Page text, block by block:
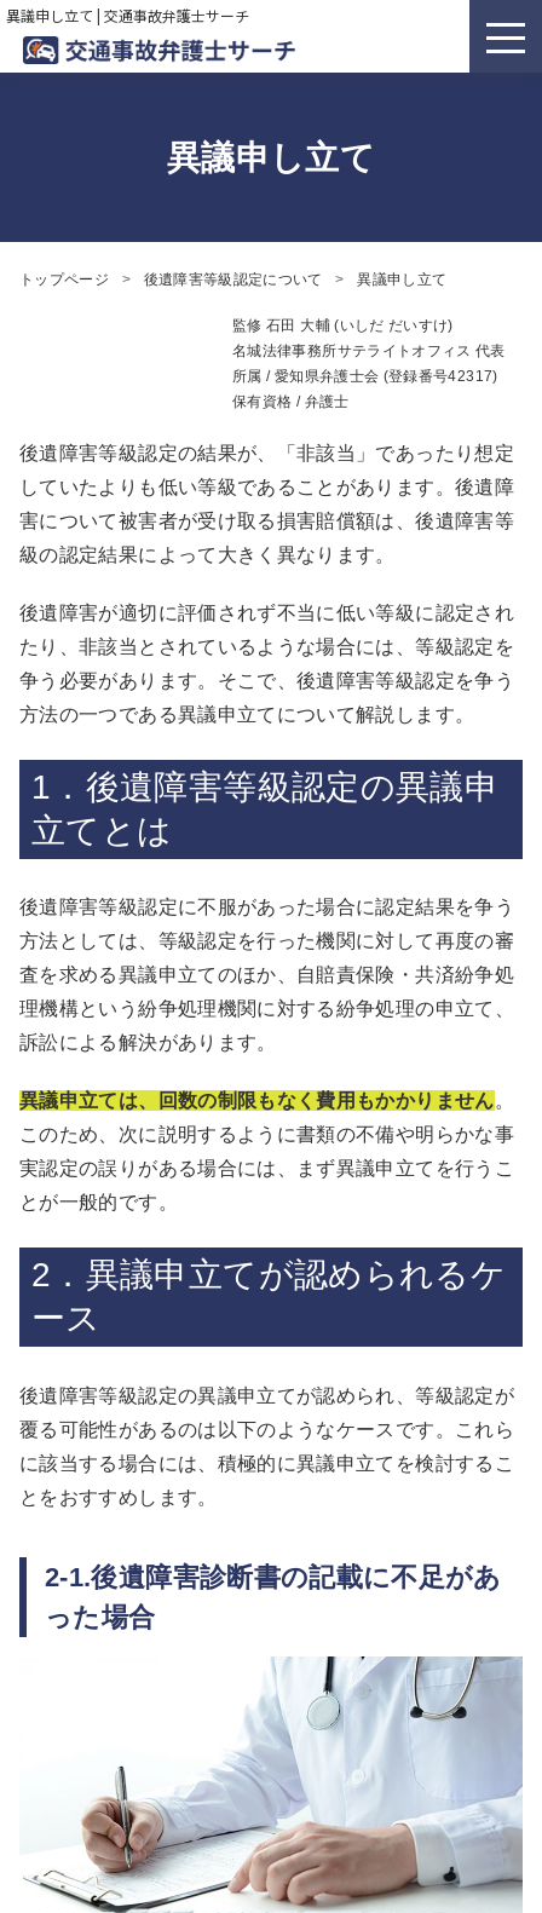
異議申し立て | 交通事故弁護士サーチ
異議申し立て
トップページ 後遺障害等級認定について 異議申し立て
監修石田 大輔 (いしだ だいすけ)
名城法律事務所サテライトオフィス 代表
所属 / 愛知県弁護士会 (登録番号42317)
保有資格 / 弁護士
後遺障害等級認定の結果が、「非該当」であったり想定
していたよりも低い等級であることがあります。後遺障
害について被害者が受け取る損害賠償額は、後遺障害等
級の認定結果によって大きく異なります。
後遺障害が適切に評価されず不当に低い等級に認定され
たり、非該当とされているような場合には、等級認定を
争う必要があります。そこで、後遺障害等級認定を争う
方法の一つである異議申立てについて解説します。
1．後遺障害等級認定の異議申
立てとは
後遺障害等級認定に不服があった場合に認定結果を争う
方法としては、等級認定を行った機関に対して再度の審
査を求める異議申立てのほか、自賠責保険・共済紛争処
理機構という紛争処理機関に対する紛争処理の申立て、
訴訟による解決があります。
異議申立ては、回数の制限もなく費用もかかりません。
このため、次に説明するように書類の不備や明らかな事
実認定の誤りがある場合には、まず異議申立てを行うこ
とが一般的です。
2．異議申立てが認められるケ
ース
後遺障害等級認定の異議申立てが認められ、等級認定が
覆る可能性があるのは以下のようなケースです。これら
に該当する場合には、積極的に異議申立てを検討するこ
とをおすすめします。
2-1.後遺障害診断書の記載に不足があ
った場合